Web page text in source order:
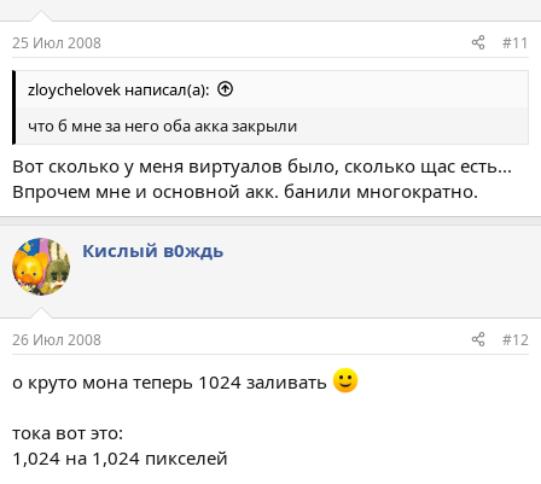
25 Июл 2008 #11
zloychelovek написал(а):
что б мне за него оба акка закрыли
Вот сколько у меня виртуалов было, сколько щас есть...
Впрочем мне и основной акк. банили многократно.
Кислый в0ждь
26 Июл 2008 #12
о круто мона теперь 1024 заливать
тока вот это:
1,024 на 1,024 пикселей